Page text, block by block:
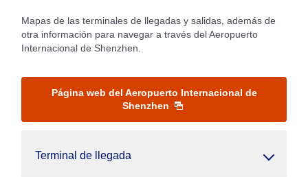
Mapas de las terminales de llegadas y salidas, además de
otra información para navegar a través del Aeropuerto
Internacional de Shenzhen.
Página web del Aeropuerto Internacional de
Shenzhen
Terminal de llegada